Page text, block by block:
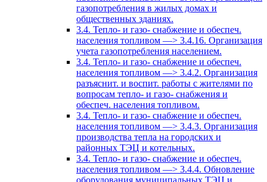
газопотребления в жилых домах и
общественных зданиях.
3.4. Тепло- и газо- снабжение и обеспеч.
населения топливом —> 3.4.16. Организация
учета газопотребления населением.
3.4. Тепло- и газо- снабжение и обеспеч.
населения топливом —> 3.4.2. Организация
разъяснит. и воспит. работы с жителями по
вопросам тепло- и газо- снабжения и
обеспеч. населения топливом.
3.4. Тепло- и газо- снабжение и обеспеч.
населения топливом —> 3.4.3. Организация
производства тепла на городских и
районных ТЭЦ и котельных.
3.4. Тепло- и газо- снабжение и обеспеч.
населения топливом —> 3.4.4. Обновление
оборудования муниципальных ТЭЦ и